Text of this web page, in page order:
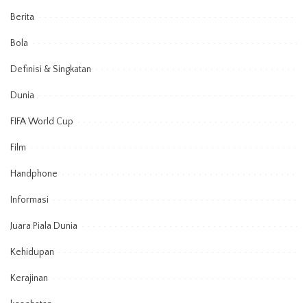
Berita
Bola
Definisi & Singkatan
Dunia
FIFA World Cup
Film
Handphone
Informasi
Juara Piala Dunia
Kehidupan
Kerajinan